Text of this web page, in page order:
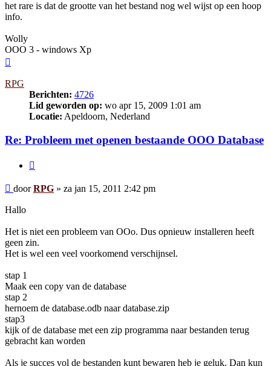
het rare is dat de grootte van het bestand nog wel wijst op een hoop
info.
Wolly
OOO 3 - windows Xp
RPG
Berichten: 4726
Lid geworden op: wo apr 15, 2009 1:01 am
Locatie: Apeldoorn, Nederland
Re: Probleem met openen bestaande OOO Database
Bericht
doorRPG » za jan 15, 2011 2:42 pm
Hallo
Het is niet een probleem van OOo. Dus opnieuw installeren heeft
geen zin.
Het is wel een veel voorkomend verschijnsel.
stap 1
Maak een copy van de database
stap 2
hernoem de database.odb naar database.zip
stap3
kijk of de database met een zip programma naar bestanden terug
gebracht kan worden
Als je succes vol de bestanden kunt bewaren heb je geluk. Dan kun